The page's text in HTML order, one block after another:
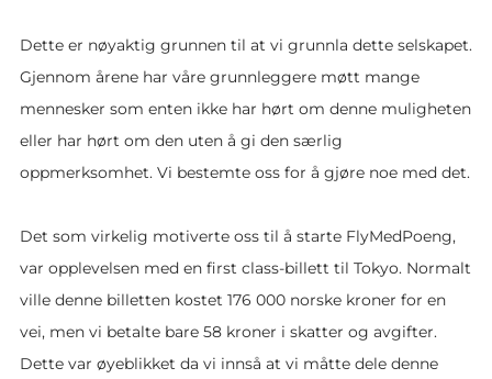
Dette er nøyaktig grunnen til at vi grunnla dette selskapet.
Gjennom årene har våre grunnleggere møtt mange
mennesker som enten ikke har hørt om denne muligheten
eller har hørt om den uten å gi den særlig
oppmerksomhet. Vi bestemte oss for å gjøre noe med det.
Det som virkelig motiverte oss til å starte FlyMedPoeng,
var opplevelsen med en first class-billett til Tokyo. Normalt
ville denne billetten kostet 176 000 norske kroner for en
vei, men vi betalte bare 58 kroner i skatter og avgifter.
Dette var øyeblikket da vi innså at vi måtte dele denne